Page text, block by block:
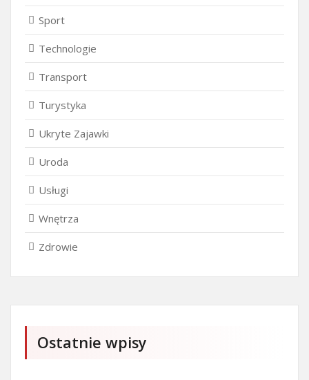
Sport
Technologie
Transport
Turystyka
Ukryte Zajawki
Uroda
Usługi
Wnętrza
Zdrowie
Ostatnie wpisy